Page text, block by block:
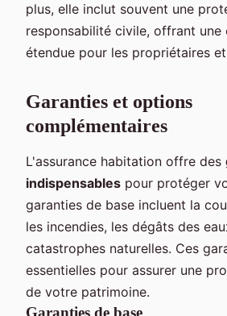
plus, elle inclut souvent une
responsabilité civile, offrant une
étendue pour les propriétaires
Garanties et options
complémentaires
L'assurance habitation offre des
indispensables pour protéger
garanties de base incluent la
les incendies, les dégâts des
catastrophes naturelles. Ces
essentielles pour assurer une
de votre patrimoine.